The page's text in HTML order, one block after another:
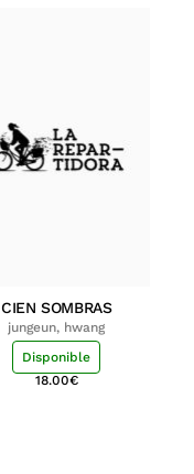
CIEN SOMBRAS
jungeun, hwang
Disponible
18.00€